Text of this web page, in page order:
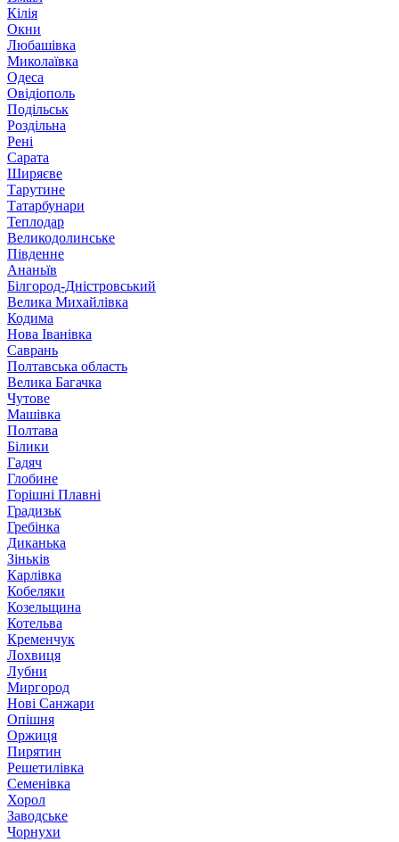
Кілія
Окни
Любашівка
Миколаївка
Одеса
Овідіополь
Подільськ
Роздільна
Рені
Сарата
Ширяєве
Тарутине
Татарбунари
Теплодар
Великодолинське
Південне
Ананьїв
Білгород-Дністровський
Велика Михайлівка
Кодима
Нова Іванівка
Саврань
Полтавська область
Велика Багачка
Чутове
Машівка
Полтава
Білики
Гадяч
Глобине
Горішні Плавні
Градизьк
Гребінка
Диканька
Зіньків
Карлівка
Кобеляки
Козельщина
Котельва
Кременчук
Лохвиця
Лубни
Миргород
Нові Санжари
Опішня
Оржиця
Пирятин
Решетилівка
Семенівка
Хорол
Заводське
Чорнухи